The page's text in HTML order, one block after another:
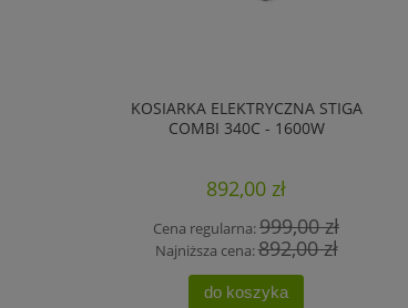
KOSIARKA ELEKTRYCZNA STIGA
COMBI 340C - 1600W
892,00 zł
Cena regularna:999,00 zł
Najniższa cena:892,00 zł
do koszyka